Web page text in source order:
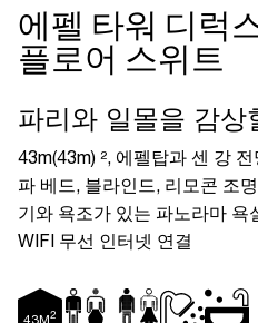
에펠 타워 디럭
플로어 스위트
파리와 일몰을 감상
43m(43m) ², 에펠탑과 센 강
파 베드, 블라인드, 리모콘 조
기와 욕조가 있는 파노라마 욕
WIFI 무선 인터넷 연결
43M2
9 10 11 12
16 17 18 19
23
24 25 26
30
31